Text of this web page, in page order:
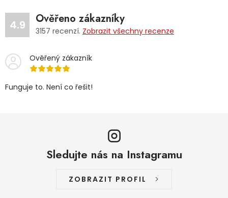
4.9 Ověřeno zákazníky
3157 recenzí. Zobrazit všechny recenze
Ověřený zákazník
Funguje to. Není co řešit!
Sledujte nás na Instagramu
ZOBRAZIT PROFIL